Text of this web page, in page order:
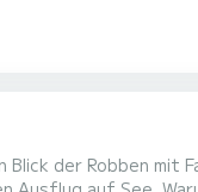
der Robben mit